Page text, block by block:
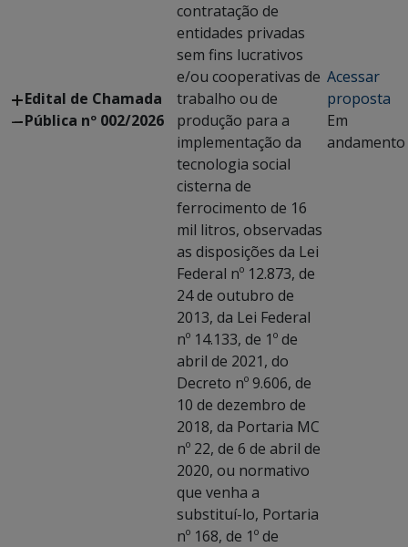
Edital de Chamada
Pública nº 002/2026
contratação de
entidades privadas
sem fins lucrativos
e/ou cooperativas de
trabalho ou de
produção para a
implementação da
tecnologia social
cisterna de
ferrocimento de 16
mil litros, observadas
as disposições da Lei
Federal nº 12.873, de
24 de outubro de
2013, da Lei Federal
nº 14.133, de 1º de
abril de 2021, do
Decreto nº 9.606, de
10 de dezembro de
2018, da Portaria MC
nº 22, de 6 de abril de
2020, ou normativo
que venha a
substituí-lo, Portaria
nº 168, de 1º de
Acessar
proposta
Em
andamento